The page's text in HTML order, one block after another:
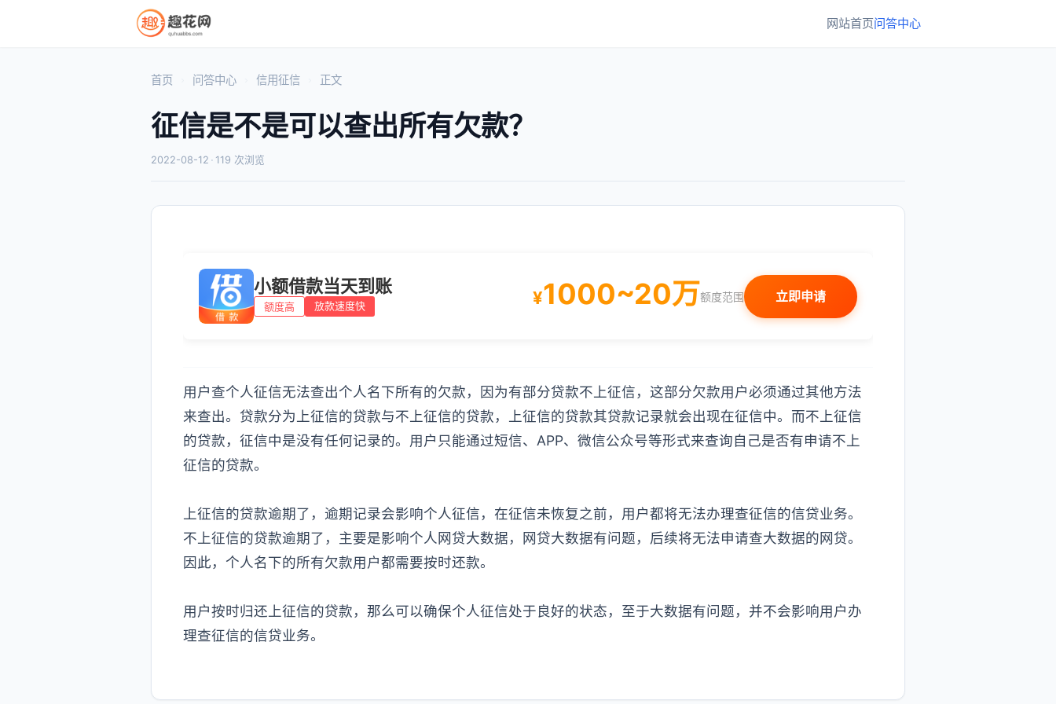
网站首页问答中心
首页 问答中心 信用征信 正文
征信是不是可以查出所有欠款？
2022-08-12 · 119 次浏览
小额借款当天到账
额度高 放款速度快 ¥1000~20万额度范围 立即申请
用户查个人征信无法查出个人名下所有的欠款，因为有部分贷款不上征信，这部分欠款用户必须通过其他方法
来查出。贷款分为上征信的贷款与不上征信的贷款，上征信的贷款其贷款记录就会出现在征信中。而不上征信
的贷款，征信中是没有任何记录的。用户只能通过短信、APP、微信公众号等形式来查询自己是否有申请不上
征信的贷款。
上征信的贷款逾期了，逾期记录会影响个人征信，在征信未恢复之前，用户都将无法办理查征信的信贷业务。
不上征信的贷款逾期了，主要是影响个人网贷大数据，网贷大数据有问题，后续将无法申请查大数据的网贷。
因此，个人名下的所有欠款用户都需要按时还款。
用户按时归还上征信的贷款，那么可以确保个人征信处于良好的状态，至于大数据有问题，并不会影响用户办
理查征信的信贷业务。